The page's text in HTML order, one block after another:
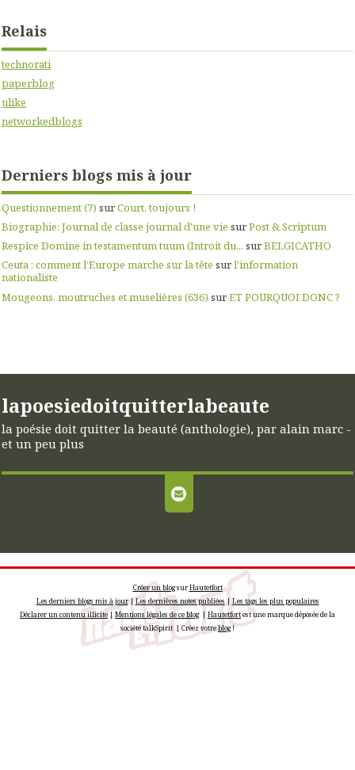
Relais
technorati
paperblog
ulike
networkedblogs
Derniers blogs mis à jour
Questionnement (7) surCourt, toujours !
Biographie: Journal de classe journal d'une vie surPost & Scriptum
Respice Domine in testamentum tuum (Introit du... surBELGICATHO
Ceuta : comment l’Europe marche sur la tête surl'information
nationaliste
Mougeons, moutruches et muselières (636) surET POURQUOI DONC ?
lapoesiedoitquitterlabeaute
la poésie doit quitter la beauté (anthologie), par alain marc -
et un peu plus
Créer un blogsurHautetfort
Les derniers blogs mis à jour|Les dernières notes publiées |Les tags les plus populaires
Déclarer un contenu illicite|Mentions légales de ce blog| Hautetfortest une marque déposée de la
société talkSpirit | Créez votreblog!